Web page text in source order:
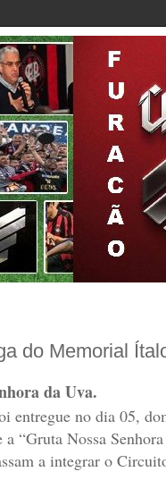
do Memorial
da Uva.
entregue no dia 05,
“Gruta Nossa
a integrar o